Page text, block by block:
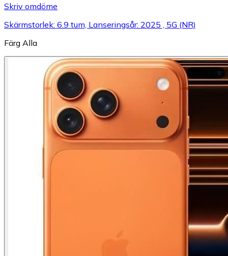
Skriv omdöme
Skärmstorlek: 6.9 tum, Lanseringsår: 2025 , 5G (NR)
Färg Alla